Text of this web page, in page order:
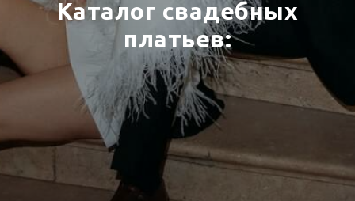
Каталог свадебных
платьев: